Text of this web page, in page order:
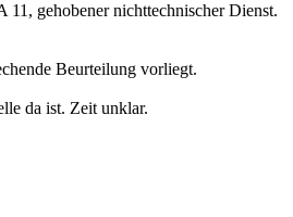
gehobener nichttechnischer Dienst.
Beurteilung vorliegt.
da ist. Zeit unklar.